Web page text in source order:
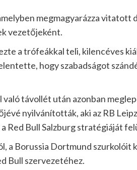
megmagyarázza
vezetőjeként.
a trófeákkal teli, kilencéves
hogy szabadságot
távollét után azonban
nyilvánították, aki az RB
Red Bull Salzburg stratégiáját
a Borussia Dortmund
Bull szervezetéhez.